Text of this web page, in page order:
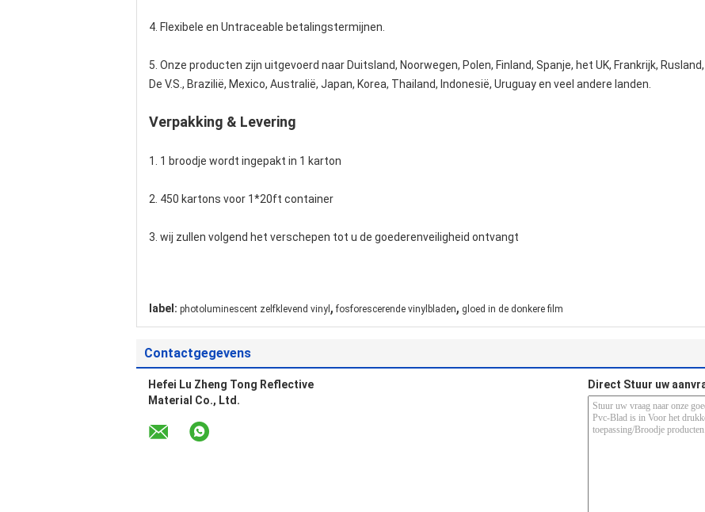
4. Flexibele en Untraceable betalingstermijnen.
5. Onze producten zijn uitgevoerd naar Duitsland, Noorwegen, Polen, Finland, Spanje, het UK, Frankrijk, Rusland,
De V.S., Brazilië, Mexico, Australië, Japan, Korea, Thailand, Indonesië, Uruguay en veel andere landen.
Verpakking & Levering
1. 1 broodje wordt ingepakt in 1 karton
2. 450 kartons voor 1*20ft container
3. wij zullen volgend het verschepen tot u de goederenveiligheid ontvangt
label: photoluminescent zelfklevend vinyl , fosforescerende vinylbladen, gloed in de donkere film
Contactgegevens
Hefei Lu Zheng Tong Reflective
Material Co., Ltd.
Direct Stuur uw